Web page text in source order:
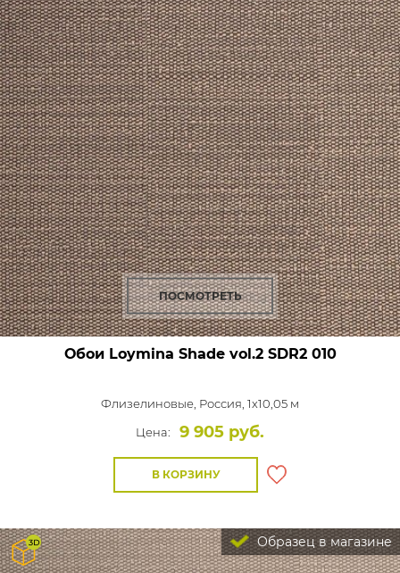
ПОСМОТРЕТЬ
Обои Loymina Shade vol.2SDR2 010
Флизелиновые, Россия, 1x10,05 м
Цена:
9 905 руб.
В КОРЗИНУ
Образец в магазине